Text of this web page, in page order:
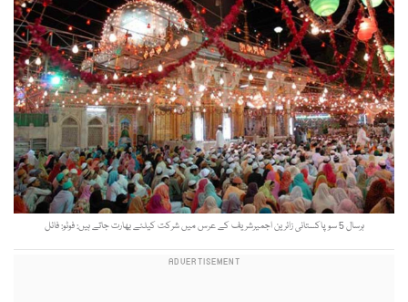
ہرسال 5 سوپاکستانی زائرین اجمیرشریف کے عرس میں شرکت کیلئے بھارت جاتے ہیں: فوٹو: فائل